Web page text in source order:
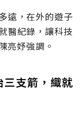
遠，在外的遊子
醫紀錄，讓科技
亮妤強調。
支箭，織就